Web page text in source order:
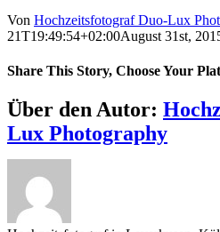
Von Hochzeitsfotograf Duo-Lux
21T19:49:54+02:00August 31st,
Share This Story, Choose Your
Sharing_facebook
Sharing_twitter
Sharing_reddit
Über den Autor:
Lux Photography